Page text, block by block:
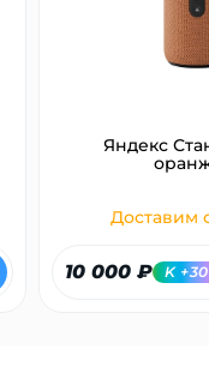
Яндекс
Доставим
10 000 ₽ K